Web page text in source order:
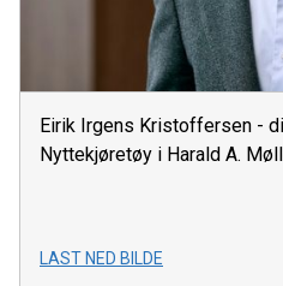
Eirik Irgens Kristoffersen -
Nyttekjøretøy i Harald A.
LAST NED BILDE